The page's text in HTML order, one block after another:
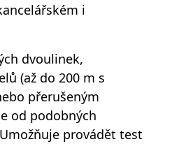
i
dvoulinek,
(až do 200 m s
přerušeným
od podobných
provádět test